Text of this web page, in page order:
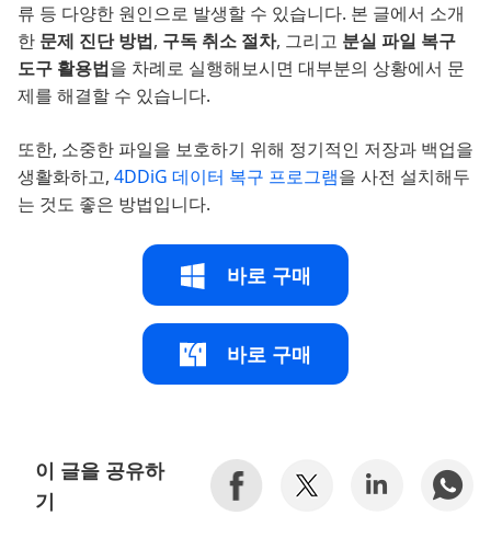
류 등 다양한 원인으로 발생할 수 있습니다. 본 글에서 소개
한 문제 진단 방법, 구독 취소 절차, 그리고 분실 파일 복구
도구 활용법을 차례로 실행해보시면 대부분의 상황에서 문
제를 해결할 수 있습니다.
또한, 소중한 파일을 보호하기 위해 정기적인 저장과 백업을
생활화하고, 4DDiG 데이터 복구 프로그램을 사전 설치해두
는 것도 좋은 방법입니다.
바로 구매
바로 구매
이 글을 공유하
기